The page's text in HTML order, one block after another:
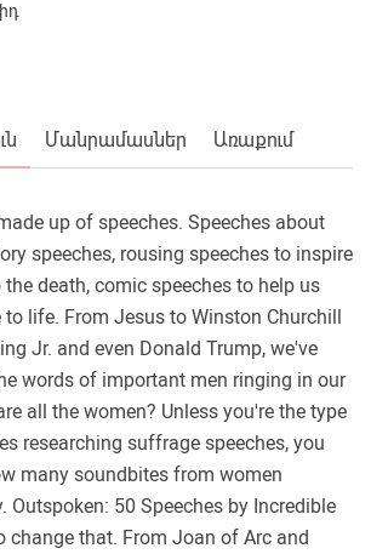
Մանրամասներ Առաքում
up of speeches. Speeches about
speeches, rousing speeches to inspire
death, comic speeches to help us
life. From Jesus to Winston Churchill
Jr. and even Donald Trump, we've
words of important men ringing in our
all the women? Unless you're the type
researching suffrage speeches, you
many soundbites from women
Outspoken: 50 Speeches by Incredible
change that. From Joan of Arc and